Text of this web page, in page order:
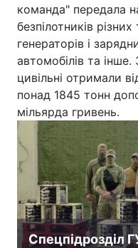
команда" передала
безпілотників
генераторів і
автомобілів та інше.
цивільні отримали
понад 1845 тонн
мільярда гривень.
Спецпідрозділ